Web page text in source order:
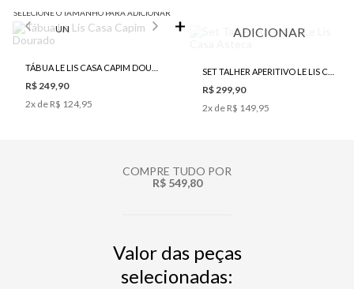
SELECIONE O TAMANHO PARA ADICIONAR
UN
R$ 249,90
2x de R$ 124,95
ADICIONAR
R$ 299,90
2x de R$ 149,95
COMPRE TUDO POR
R$ 549,80
Valor das peças
selecionadas: